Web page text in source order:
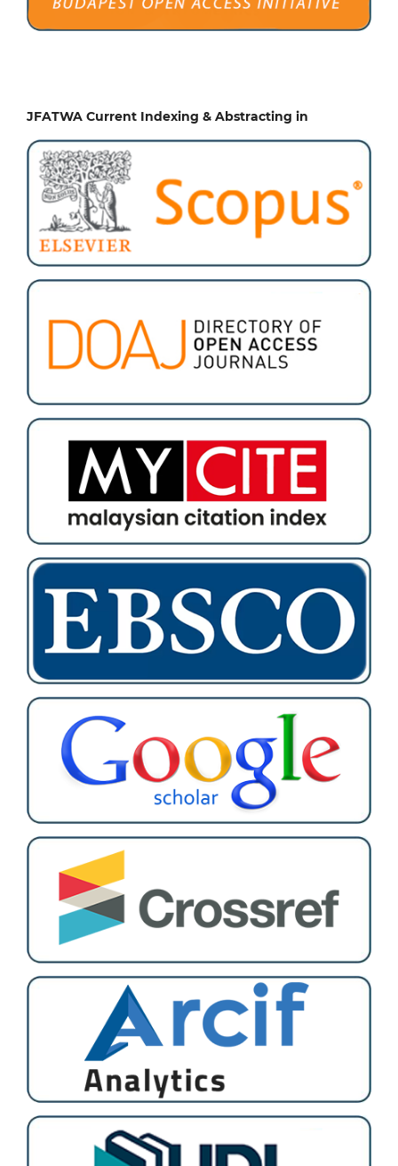
JFATWA Current Indexing & Abstracting in